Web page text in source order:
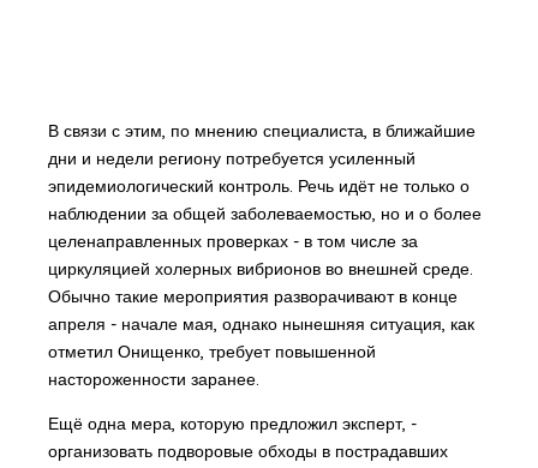
В связи с этим, по мнению специалиста, в ближайшие
дни и недели региону потребуется усиленный
эпидемиологический контроль. Речь идёт не только о
наблюдении за общей заболеваемостью, но и о более
целенаправленных проверках - в том числе за
циркуляцией холерных вибрионов во внешней среде.
Обычно такие мероприятия разворачивают в конце
апреля - начале мая, однако нынешняя ситуация, как
отметил Онищенко, требует повышенной
настороженности заранее.
Ещё одна мера, которую предложил эксперт, -
организовать подворовые обходы в пострадавших